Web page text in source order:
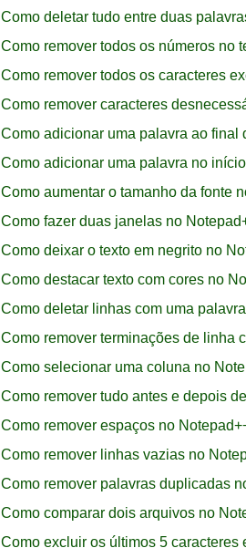
Como deletar tudo entre duas
Como remover todos os números no
Como remover todos os caracteres
Como remover caracteres
Como adicionar uma palavra ao final
Como adicionar uma palavra no
Como aumentar o tamanho da fonte
Como fazer duas janelas no
Como deixar o texto em negrito no
Como destacar texto com cores no
Como deletar linhas com uma
Como remover terminações de linha
Como selecionar uma coluna no
Como remover tudo antes e depois
Como remover espaços no
Como remover linhas vazias no
Como remover palavras duplicadas
Como comparar dois arquivos no
Como excluir os últimos 5 caracteres